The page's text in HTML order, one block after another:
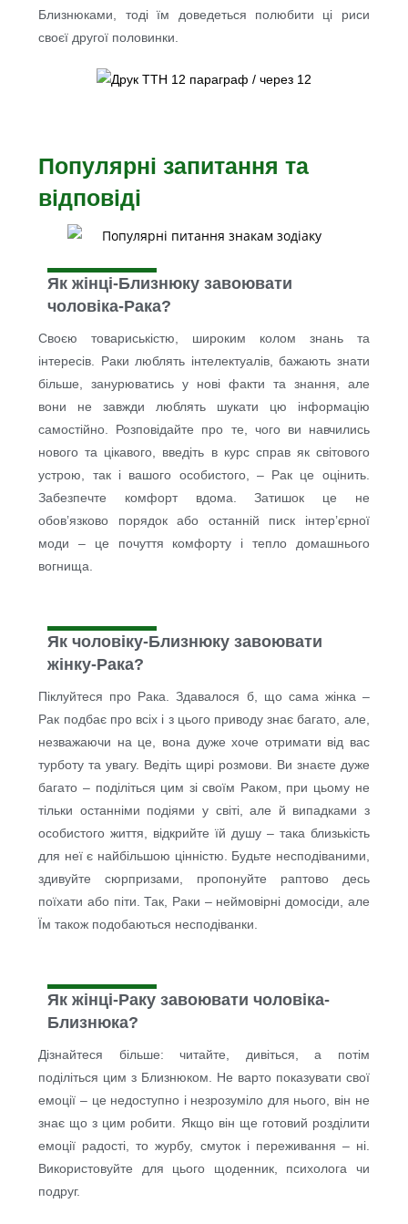
Близнюками, тоді їм доведеться полюбити ці риси
своєї другої половинки.
Популярні запитання та
відповіді
Як жінці-Близнюку завоювати
чоловіка-Рака?
Своєю товариськістю, широким колом знань та
інтересів. Раки люблять інтелектуалів, бажають знати
більше, занурюватись у нові факти та знання, але
вони не завжди люблять шукати цю інформацію
самостійно. Розповідайте про те, чого ви навчились
нового та цікавого, введіть в курс справ як світового
устрою, так і вашого особистого, – Рак це оцінить.
Забезпечте комфорт вдома. Затишок це не
обов’язково порядок або останній писк інтер’єрної
моди – це почуття комфорту і тепло домашнього
вогнища.
Як чоловіку-Близнюку завоювати
жінку-Рака?
Піклуйтеся про Рака. Здавалося б, що сама жінка –
Рак подбає про всіх і з цього приводу знає багато, але,
незважаючи на це, вона дуже хоче отримати від вас
турботу та увагу. Ведіть щирі розмови. Ви знаєте дуже
багато – поділіться цим зі своїм Раком, при цьому не
тільки останніми подіями у світі, але й випадками з
особистого життя, відкрийте їй душу – така близькість
для неї є найбільшою цінністю. Будьте несподіваними,
здивуйте сюрпризами, пропонуйте раптово десь
поїхати або піти. Так, Раки – неймовірні домосіди, але
Їм також подобаються несподіванки.
Як жінці-Раку завоювати чоловіка-
Близнюка?
Дізнайтеся більше: читайте, дивіться, а потім
поділіться цим з Близнюком. Не варто показувати свої
емоції – це недоступно і незрозуміло для нього, він не
знає що з цим робити. Якщо він ще готовий розділити
емоції радості, то журбу, смуток і переживання – ні.
Використовуйте для цього щоденник, психолога чи
подруг.